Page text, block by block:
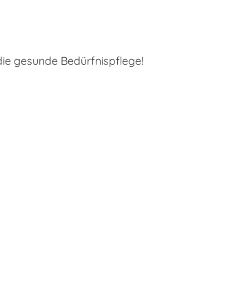
gesunde Bedürfnispflege!